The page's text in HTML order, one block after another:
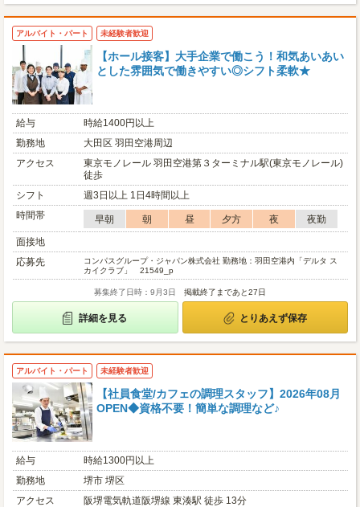
アルバイト・パート 未経験者歓迎
【ホール接客】大手企業で働こう！和気あいあい
とした雰囲気で働きやすい◎シフト柔軟★
給与
時給1400円以上
勤務地
大田区 羽田空港周辺
アクセス
東京モノレール 羽田空港第３ターミナル駅(東京モノレール)
徒歩
シフト
週3日以上 1日4時間以上
時間帯
早朝 朝 昼 夕方 夜
夜勤
面接地
応募先
コンパスグループ・ジャパン株式会社 勤務地：羽田空港内「デルタ ス
カイクラブ」 21549_p
募集終了日時：9月3日 掲載終了まであと27日
詳細を見る とりあえず保存
アルバイト・パート 未経験者歓迎
【社員食堂/カフェの調理スタッフ】2026年08月
OPEN◆資格不要！簡単な調理など♪
給与
時給1300円以上
勤務地
堺市 堺区
アクセス
阪堺電気軌道阪堺線 東湊駅 徒歩 13分